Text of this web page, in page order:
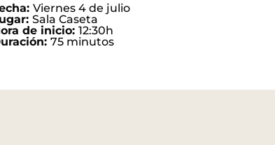
Viernes 4 de julio
Sala Caseta
de inicio: 12:30h
75 minutos